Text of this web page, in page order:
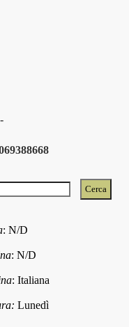
-
: N/D
: N/D
:Italiana
Lunedì